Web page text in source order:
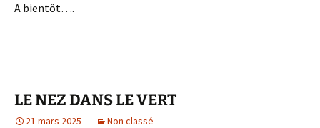
A bientôt….
LE NEZ DANS LE VERT
21 mars 2025 Non classé